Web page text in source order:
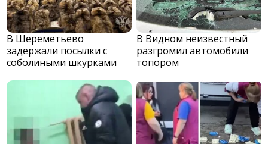
В Шереметьево
задержали посылки с
соболиными шкурками
В Видном неизвестный
разгромил автомобили
топором